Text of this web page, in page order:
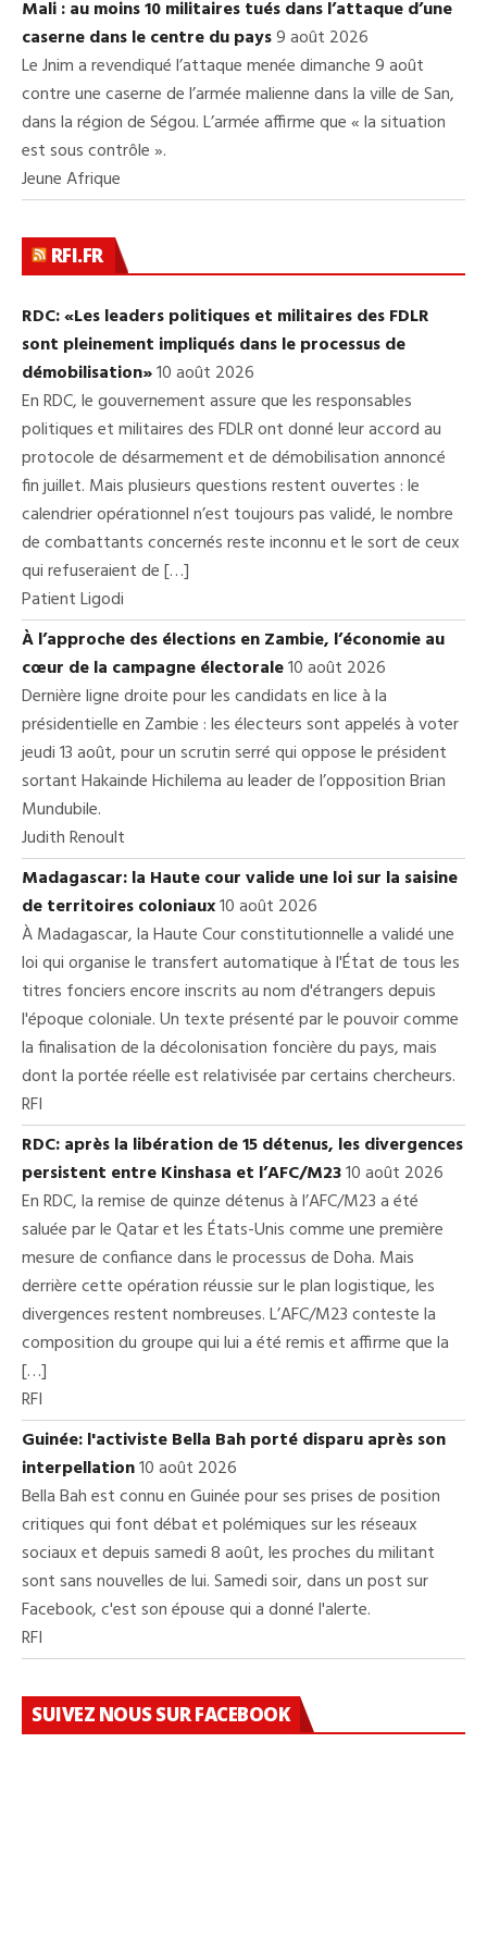
Mali : au moins 10 militaires tués dans l’attaque d’une
caserne dans le centre du pays9 août 2026
Le Jnim a revendiqué l’attaque menée dimanche 9 août
contre une caserne de l’armée malienne dans la ville de San,
dans la région de Ségou. L’armée affirme que « la situation
est sous contrôle ».
Jeune Afrique
RFI.FR
RDC: «Les leaders politiques et militaires des FDLR
sont pleinement impliqués dans le processus de
démobilisation»10 août 2026
En RDC, le gouvernement assure que les responsables
politiques et militaires des FDLR ont donné leur accord au
protocole de désarmement et de démobilisation annoncé
fin juillet. Mais plusieurs questions restent ouvertes : le
calendrier opérationnel n’est toujours pas validé, le nombre
de combattants concernés reste inconnu et le sort de ceux
qui refuseraient de […]
Patient Ligodi
À l’approche des élections en Zambie, l’économie au
cœur de la campagne électorale10 août 2026
Dernière ligne droite pour les candidats en lice à la
présidentielle en Zambie : les électeurs sont appelés à voter
jeudi 13 août, pour un scrutin serré qui oppose le président
sortant Hakainde Hichilema au leader de l’opposition Brian
Mundubile.
Judith Renoult
Madagascar: la Haute cour valide une loi sur la saisine
de territoires coloniaux10 août 2026
À Madagascar, la Haute Cour constitutionnelle a validé une
loi qui organise le transfert automatique à l'État de tous les
titres fonciers encore inscrits au nom d'étrangers depuis
l'époque coloniale. Un texte présenté par le pouvoir comme
la finalisation de la décolonisation foncière du pays, mais
dont la portée réelle est relativisée par certains chercheurs.
RFI
RDC: après la libération de 15 détenus, les divergences
persistent entre Kinshasa et l’AFC/M2310 août 2026
En RDC, la remise de quinze détenus à l’AFC/M23 a été
saluée par le Qatar et les États-Unis comme une première
mesure de confiance dans le processus de Doha. Mais
derrière cette opération réussie sur le plan logistique, les
divergences restent nombreuses. L’AFC/M23 conteste la
composition du groupe qui lui a été remis et affirme que la
[…]
RFI
Guinée: l'activiste Bella Bah porté disparu après son
interpellation10 août 2026
Bella Bah est connu en Guinée pour ses prises de position
critiques qui font débat et polémiques sur les réseaux
sociaux et depuis samedi 8 août, les proches du militant
sont sans nouvelles de lui. Samedi soir, dans un post sur
Facebook, c'est son épouse qui a donné l'alerte.
RFI
SUIVEZ NOUS SUR FACEBOOK